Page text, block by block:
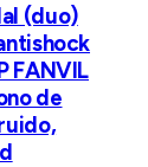
(duo)
FANVIL
de